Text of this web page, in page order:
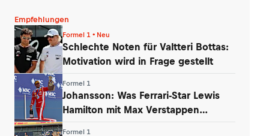
Empfehlungen
Formel 1 • Neu
Schlechte Noten für Valtteri Bottas:
Motivation wird in Frage gestellt
Formel 1
Johansson: Was Ferrari-Star Lewis
Hamilton mit Max Verstappen
Formel 1